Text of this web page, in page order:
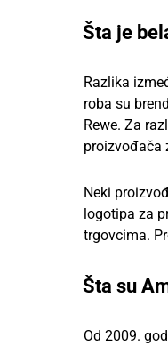
Šta je
Razlika
roba su
Rewe. Za
proizvođača
Neki
logotipa za
trgovcima.
Šta su
Od 2009.